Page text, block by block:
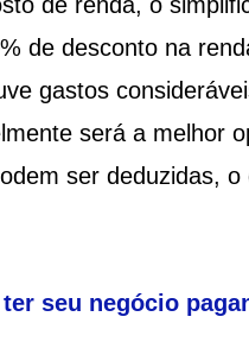
de desconto na
gastos
será a melhor
ser deduzidas,
seu negócio